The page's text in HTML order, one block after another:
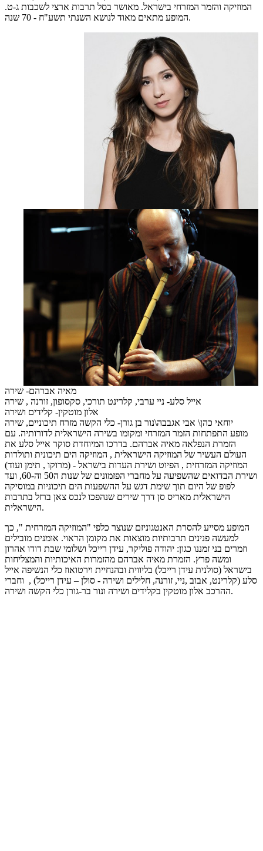
המוזיקה והזמר המזרחי בישראל. מאושר בסל תרבות ארצי לשכבות ג-ט.
המופע מתאים מאוד לנושא השנתי תשע"ח - 70 שנה.
מאיה אברהם- שירה
אייל סלע- ניי ערבי, קלרינט תורכי, סקסופון, זורנה , שירה
אלון מוטקין- קלידים ושירה
יוחאי כהן\ אבי אגבבה\נור בן גורן- כלי הקשה מזרח תיכוניים, שירה
מופע התפתחות הזמר המזרחי ומקומו בשירה הישראלית לדורותיה. עם
הזמרת הנפלאה מאיה אברהם. בדרכו המיוחדת סוקר אייל סלע את
העולם העשיר של המוזיקה הישראלית , המוזיקה הים תיכונית ותולדות
המוזיקה המזרחית , הפיוט ושירת העדות בישראל - (מרוקו , תימן ועוד)
ושירת הבדואים שהשפיעה על מחברי הפזמונים של שנות ה50 וה-60, ועד
לפופ של היום תוך שימת דגש על ההשפעות הים תיכוניות במוסיקה
הישראלית מאריס סן דרך שירים שנהפכו לנכס צאן ברזל בתרבות
הישראלית.
המופע מסייע להסרת האנטגוניזם שנוצר כלפי "המוזיקה המזרחית ", כך
למעשה פנינים תרבותיות מוצאות את מקומן הראוי. אומנים מובילים
וזמרים בני זמננו כגון: יהודה פוליקר, עידן רייכל ושלומי שבת דודו אהרון
ומשה פרץ. הזמרת מאיה אברהם מהזמרות האיכותיות והמצליחות
בישראל (סולנית עידן רייכל) בליווית ובהנחיית וירטואוז כלי הנשיפה אייל
סלע (קלרינט, אבוב ,ניי, זורנה, חלילים ושירה - סולן – עידן רייכל) , וחברי
ההרכב אלון מוטקין בקלידים ושירה ונור בר-גורן כלי הקשה ושירה.